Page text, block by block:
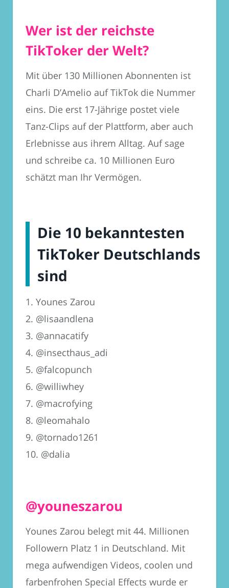
Wer ist der reichste
TikToker der Welt?
Mit über 130 Millionen Abonnenten ist
Charli D’Amelio auf TikTok die Nummer
eins. Die erst 17-Jährige postet viele
Tanz-Clips auf der Plattform, aber auch
Erlebnisse aus ihrem Alltag. Auf sage
und schreibe ca. 10 Millionen Euro
schätzt man Ihr Vermögen.
Die 10 bekanntesten
TikToker Deutschlands
sind
1. Younes Zarou
2. @lisaandlena
3. @annacatify
4. @insecthaus_adi
5. @falcopunch
6. @williwhey
7. @macrofying
8. @leomahalo
9. @tornado1261
10. @dalia
@youneszarou
Younes Zarou belegt mit 44. Millionen
Followern Platz 1 in Deutschland. Mit
mega aufwendigen Videos, coolen und
farbenfrohen Special Effects wurde er